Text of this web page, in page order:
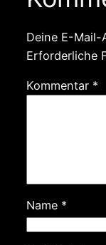
Deine E-
Erforderliche
Kommentar *
Name *